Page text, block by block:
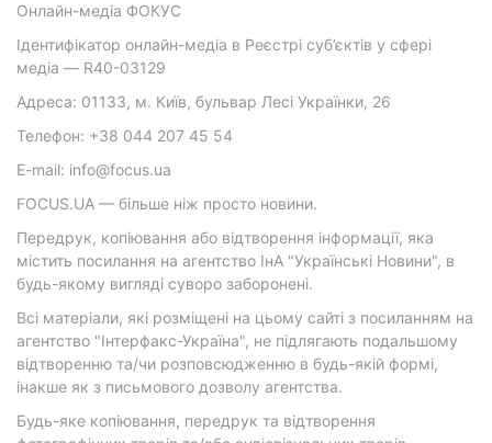
Онлайн-медіа ФОКУС
Ідентифікатор онлайн-медіа в Реєстрі суб’єктів у сфері
медіа — R40-03129
Адреса: 01133, м. Київ, бульвар Лесі Українки, 26
Телефон: +38 044 207 45 54
E-mail: info@focus.ua
FOCUS.UA — більше ніж просто новини.
Передрук, копіювання або відтворення інформації, яка
містить посилання на агентство ІнА "Українські Новини", в
будь-якому вигляді суворо заборонені.
Всі матеріали, які розміщені на цьому сайті з посиланням на
агентство "Інтерфакс-Україна", не підлягають подальшому
відтворенню та/чи розповсюдженню в будь-якій формі,
інакше як з письмового дозволу агентства.
Будь-яке копіювання, передрук та відтворення